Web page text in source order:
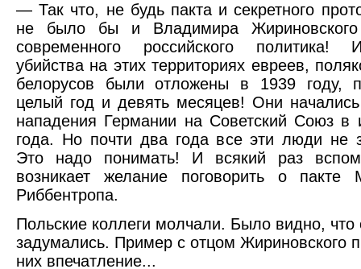
— Так что, не будь пакта и секретного
не было бы и Владимира
современного российского политика!
убийства на этих территориях евреев,
белорусов были отложены в 1939 году,
целый год и девять месяцев! Они
нападения Германии на Советский Союз в
года. Но почти два года все эти люди не
Это надо понимать! И всякий раз
возникает желание поговорить о
Риббентропа.
Польские коллеги молчали. Было видно, что
задумались. Пример с отцом Жириновского
них впечатление...